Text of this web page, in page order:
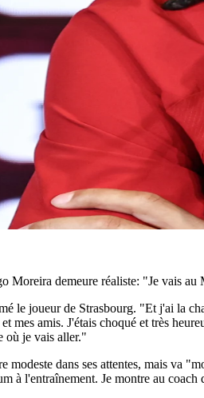
Moreira demeure réaliste: "Je vais
le joueur de Strasbourg. "Et j'ai la
mes amis. J'étais choqué et très
où je vais aller."
modeste dans ses attentes, mais va
à l'entraînement. Je montre au